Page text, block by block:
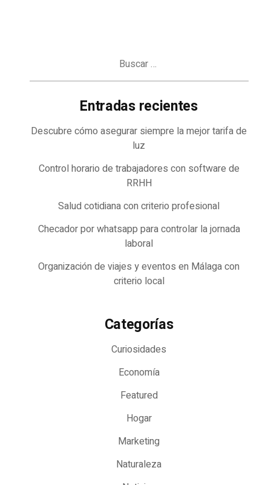
Entradas recientes
Descubre cómo asegurar siempre la mejor tarifa de
luz
Control horario de trabajadores con software de
RRHH
Salud cotidiana con criterio profesional
Checador por whatsapp para controlar la jornada
laboral
Organización de viajes y eventos en Málaga con
criterio local
Categorías
Curiosidades
Economía
Featured
Hogar
Marketing
Naturaleza